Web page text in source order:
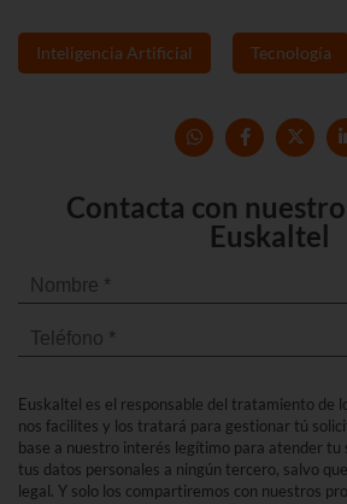
Inteligencia Artificial Tecnología
Contacta con
Euskaltel
Euskaltel es el responsable del tratamiento de
nos facilites y los tratará para gestionar tú
base a nuestro interés legítimo para atender tu
tus datos personales a ningún tercero, salvo
legal. Y solo los compartiremos con nuestros